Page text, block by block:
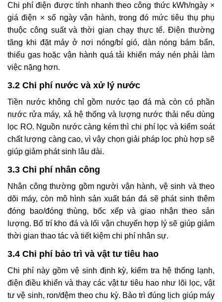
Chi phí điện được tính nhanh theo công thức kWh/ngày ×
giá điện × số ngày vận hành, trong đó mức tiêu thụ phụ
thuộc công suất và thời gian chạy thực tế. Điện thường
tăng khi đặt máy ở nơi nóng/bí gió, dàn nóng bám bẩn,
thiếu gas hoặc vận hành quá tải khiến máy nén phải làm
việc nặng hơn.
3.2 Chi phí nước và xử lý nước
Tiền nước không chỉ gồm nước tạo đá mà còn có phần
nước rửa máy, xả hệ thống và lượng nước thải nếu dùng
lọc RO. Nguồn nước càng kém thì chi phí lọc và kiểm soát
chất lượng càng cao, vì vậy chọn giải pháp lọc phù hợp sẽ
giúp giảm phát sinh lâu dài.
3.3 Chi phí nhân công
Nhân công thường gồm người vận hành, vệ sinh và theo
dõi máy, còn mô hình sản xuất bán đá sẽ phát sinh thêm
đóng bao/đóng thùng, bốc xếp và giao nhận theo sản
lượng. Bố trí kho đá và lối vận chuyển hợp lý sẽ giúp giảm
thời gian thao tác và tiết kiệm chi phí nhân sự.
3.4 Chi phí bảo trì và vật tư tiêu hao
Chi phí này gồm vệ sinh định kỳ, kiểm tra hệ thống lạnh,
điện điều khiển và thay các vật tư tiêu hao như lõi lọc, vật
tư vệ sinh, ron/đệm theo chu kỳ. Bảo trì đúng lịch giúp máy